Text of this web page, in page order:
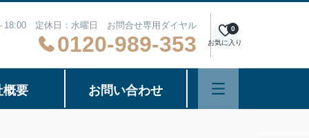
18:00 定休日：水曜日 お問合せ専用ダイヤル
0120-989-353 お気に入り
0
概要 お問い合わせ